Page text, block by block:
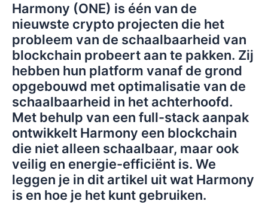
Harmony (ONE) is één van de
nieuwste crypto projecten die het
probleem van de schaalbaarheid van
blockchain probeert aan te pakken. Zij
hebben hun platform vanaf de grond
opgebouwd met optimalisatie van de
schaalbaarheid in het achterhoofd.
Met behulp van een full-stack aanpak
ontwikkelt Harmony een blockchain
die niet alleen schaalbaar, maar ook
veilig en energie-efficiënt is. We
leggen je in dit artikel uit wat Harmony
is en hoe je het kunt gebruiken.